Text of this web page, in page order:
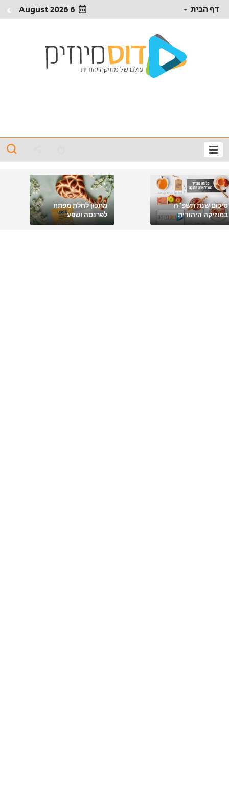
דף הבית 6 August 2026
סיכום שנת תשפ"ה
במוזיקה היהודית
מתכון לחלת מפתח
לפרנסה ושפע